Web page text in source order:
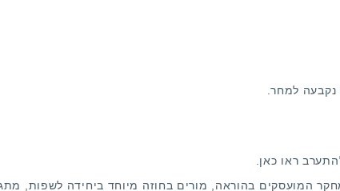
למחר.
ראו כאן
המועסקים בהוראה, מורים בחוזה מיוחד ביחידה לשפות,